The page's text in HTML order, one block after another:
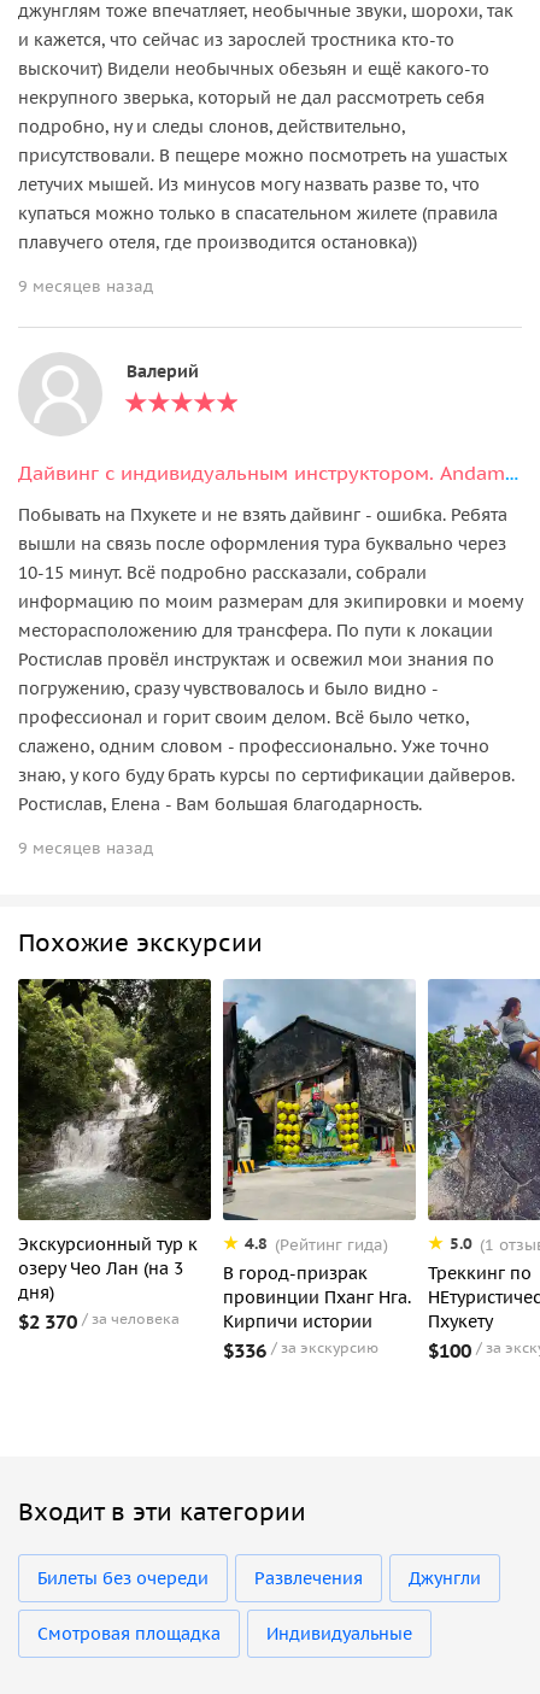
джунглям тоже впечатляет, необычные звуки, шорохи, так
и кажется, что сейчас из зарослей тростника кто-то
выскочит) Видели необычных обезьян и ещё какого-то
некрупного зверька, который не дал рассмотреть себя
подробно, ну и следы слонов, действительно,
присутствовали. В пещере можно посмотреть на ушастых
летучих мышей. Из минусов могу назвать разве то, что
купаться можно только в спасательном жилете (правила
плавучего отеля, где производится остановка))
9 месяцев назад
Валерий
Дайвинг с индивидуальным инструктором. Andaman Diving&Travel Company
Побывать на Пхукете и не взять дайвинг - ошибка. Ребята
вышли на связь после оформления тура буквально через
10-15 минут. Всё подробно рассказали, собрали
информацию по моим размерам для экипировки и моему
месторасположению для трансфера. По пути к локации
Ростислав провёл инструктаж и освежил мои знания по
погружению, сразу чувствовалось и было видно -
профессионал и горит своим делом. Всё было четко,
слажено, одним словом - профессионально. Уже точно
знаю, у кого буду брать курсы по сертификации дайверов.
Ростислав, Елена - Вам большая благодарность.
9 месяцев назад
Похожие экскурсии
Экскурсионный тур к
озеру Чео Лан (на 3
дня)
$2 370 за человека
4.8 (Рейтинг гида)
В город-призрак
провинции Пханг Нга.
Кирпичи истории
$336 за экскурсию
5.0 (1
Треккинг по
Пхукету
$100 за
Входит в эти категории
Билеты без очереди Развлечения Джунгли
Смотровая площадка Индивидуальные